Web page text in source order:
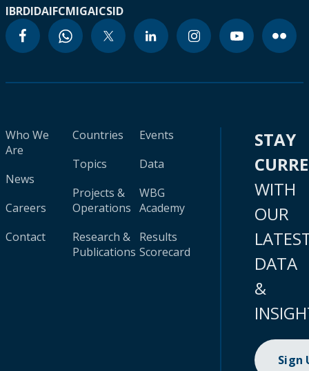
IBRDIDAIFCMIGAICSID
Who We
Are
News
Careers
Contact
Countries
Topics
Projects &
Operations
Research &
Publications
Events
Data
WBG
Academy
Results
Scorecard
STAY
WITH
OUR
DATA
&
Sign